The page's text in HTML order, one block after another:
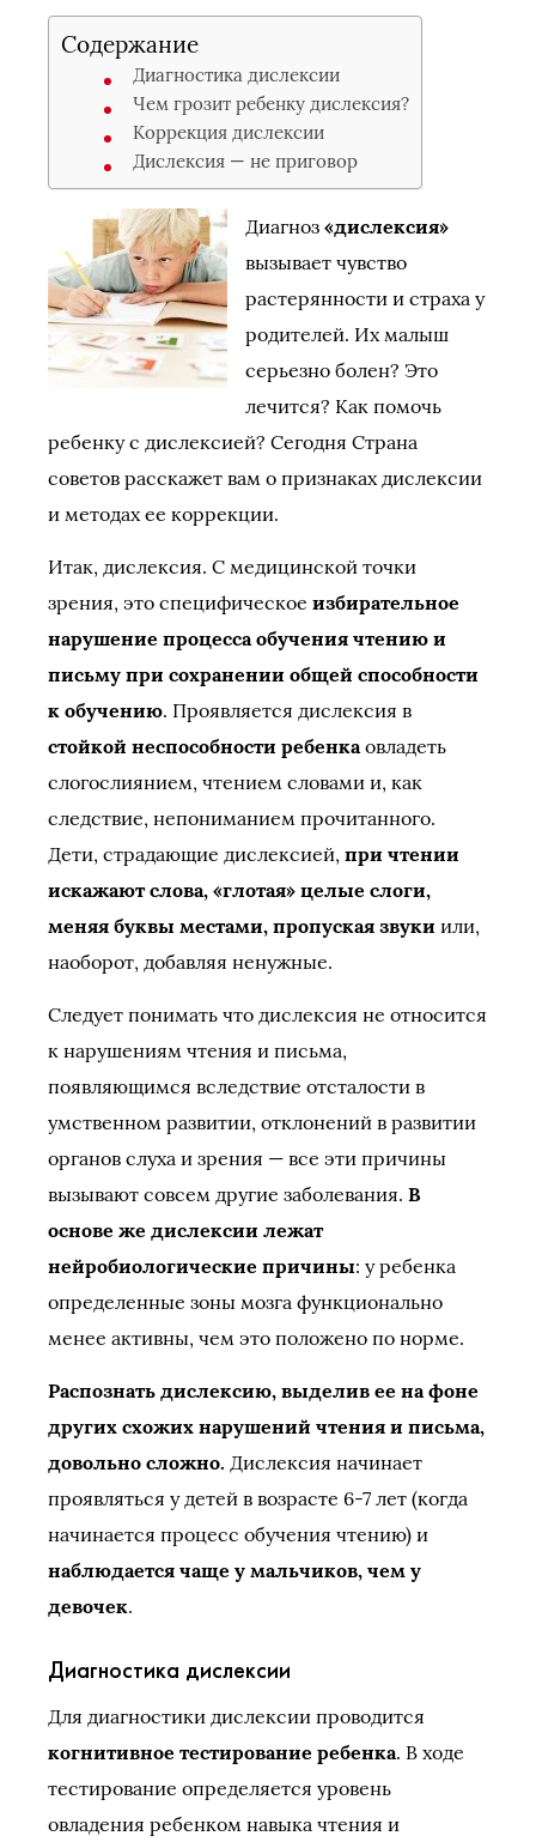
Содержание
Диагностика дислексии
Чем грозит ребенку дислексия?
Коррекция дислексии
Дислексия — не приговор
Диагноз «дислексия»
вызывает чувство
растерянности и страха у
родителей. Их малыш
серьезно болен? Это
лечится? Как помочь
ребенку с дислексией? Сегодня Страна
советов расскажет вам о признаках дислексии
и методах ее коррекции.
Итак, дислексия. С медицинской точки
зрения, это специфическое избирательное
нарушение процесса обучения чтению и
письму при сохранении общей способности
к обучению. Проявляется дислексия в
стойкой неспособности ребенкаовладеть
слогослиянием, чтением словами и, как
следствие, непониманием прочитанного.
Дети, страдающие дислексией, при чтении
искажают слова, «глотая» целые слоги,
меняя буквы местами, пропуская звуки или,
наоборот, добавляя ненужные.
Следует понимать что дислексия не относится
к нарушениям чтения и письма,
появляющимся вследствие отсталости в
умственном развитии, отклонений в развитии
органов слуха и зрения — все эти причины
вызывают совсем другие заболевания. В
основе же дислексии лежат
нейробиологические причины: у ребенка
определенные зоны мозга функционально
менее активны, чем это положено по норме.
Распознать дислексию, выделив ее на фоне
других схожих нарушений чтения и письма,
довольно сложно. Дислексия начинает
проявляться у детей в возрасте 6-7 лет (когда
начинается процесс обучения чтению) и
наблюдается чаще у мальчиков, чем у
девочек.
Диагностика дислексии
Для диагностики дислексии проводится
когнитивное тестирование ребенка. В ходе
тестирование определяется уровень
овладения ребенком навыка чтения и